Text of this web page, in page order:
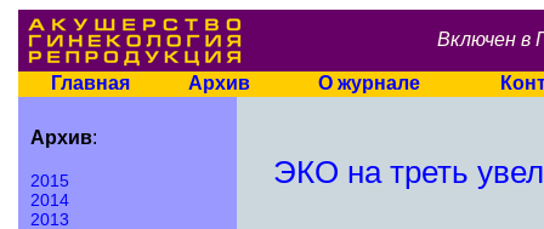
Включен в
Главная Архив О журнале
Архив:
2015
2014
2013
ЭКО на треть